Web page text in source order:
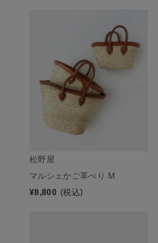
松野屋
マルシェかご革べり M
¥8,800 (税込)